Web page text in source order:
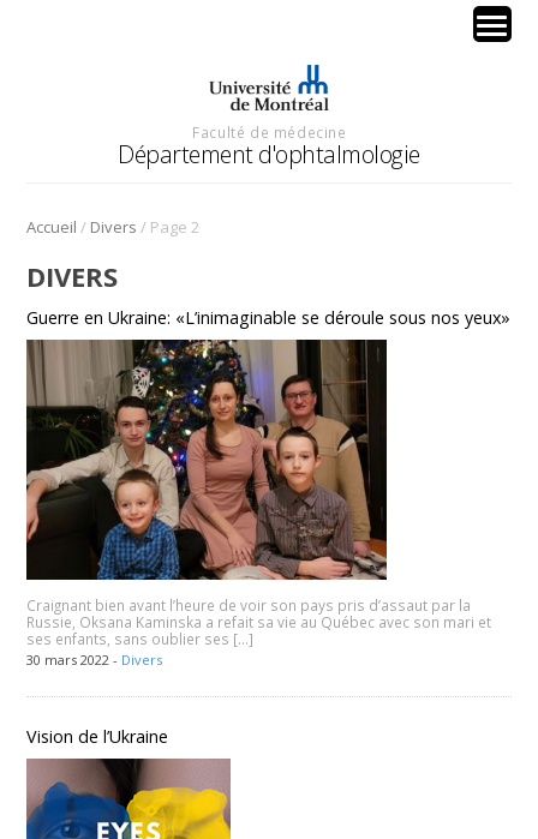
Faculté de médecine
Département d'ophtalmologie
Accueil / Divers / Page 2
DIVERS
Guerre en Ukraine: «L’inimaginable se déroule sous nos yeux»
Craignant bien avant l’heure de voir son pays pris d’assaut par la
Russie, Oksana Kaminska a refait sa vie au Québec avec son mari et
ses enfants, sans oublier ses […]
30 mars 2022 - Divers
Vision de l’Ukraine